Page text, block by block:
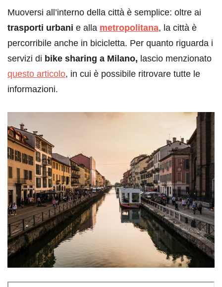
Muoversi all’interno della città è semplice: oltre ai
trasporti urbani e alla metropolitana, la città è
percorribile anche in bicicletta. Per quanto riguarda i
servizi di bike sharing a Milano, lascio menzionato
questo articolo, in cui è possibile ritrovare tutte le
informazioni.